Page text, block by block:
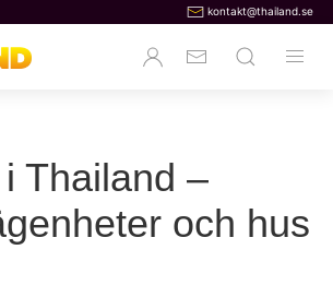
kontakt@thailand.se
Thailand –
och hus